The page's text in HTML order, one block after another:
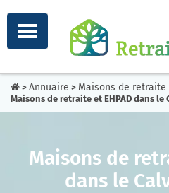
> Annuaire > Maisons de retraite
Maisons de retraite et EHPAD dans le
Maisons de
dans le